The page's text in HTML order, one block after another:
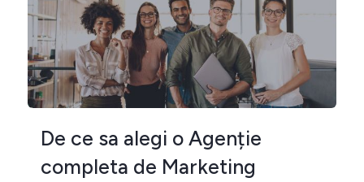
De ce sa alegi o Agenție
completa de Marketing